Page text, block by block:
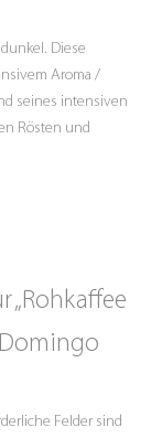
Diese
Aroma /
seines intensiven
Rösten und
„Rohkaffee
Felder sind